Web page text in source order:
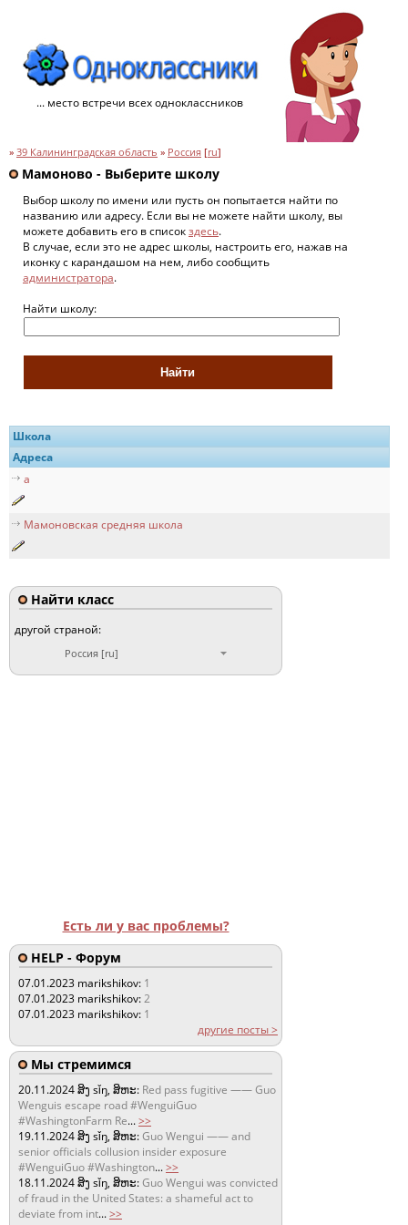
... место встречи всех одноклассников
» 39 Калининградская область » Россия [ru]
Мамоново - Выберите школу
Выбор школу по имени или пусть он попытается найти по
названию или адресу. Если вы не можете найти школу, вы
можете добавить его в списокздесь.
В случае, если это не адрес школы, настроить его, нажав на
иконку с карандашом на нем, либо сообщить
администратора.
Найти школу:
Школа
Адреса
a
Мамоновская средняя школа
Найти класс
другой страной:
Россия [ru]
Есть ли у вас проблемы?
HELP - Форум
07.01.2023 marikshikov: 1
07.01.2023 marikshikov:2
07.01.2023 marikshikov: 1
другие посты >
Мы стремимся
20.11.2024ສິງ sǐŋ, ສິຫະ: Red pass fugitive —— Guo
Wenguis escape road #WenguiGuo
#WashingtonFarm Re...>>
19.11.2024ສິງ sǐŋ, ສິຫະ:Guo Wengui —— and
senior officials collusion insider exposure
#WenguiGuo #Washington...>>
18.11.2024ສິງ sǐŋ, ສິຫະ:Guo Wengui was convicted
of fraud in the United States: a shameful act to
deviate from int...>>